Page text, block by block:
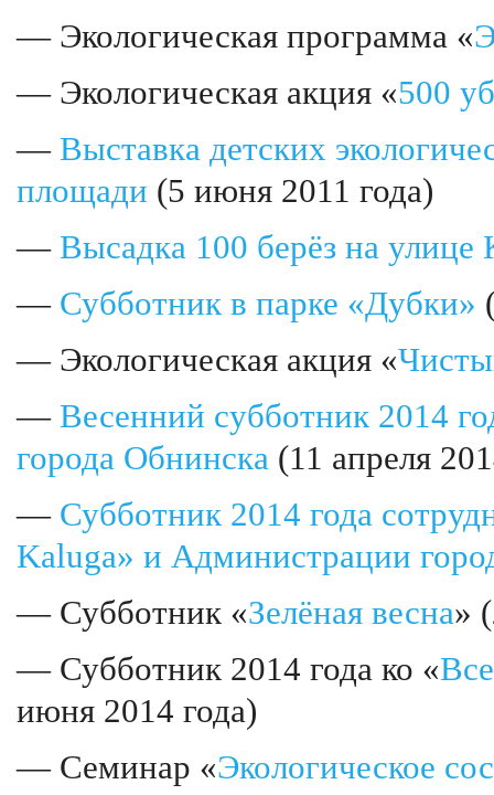
— Экологическая программа «
— Экологическая акция «500
— Выставка детских
площади (5 июня 2011 года)
— Высадка 100 берёз на улице
— Субботник в парке «Дубки»
— Экологическая акция «
— Весенний субботник 2014
города Обнинска (11 апреля
— Субботник 2014 года
Kaluga» и Администрации
— Субботник «Зелёная весна»
— Субботник 2014 года ко «
июня 2014 года)
— Семинар «Экологическое